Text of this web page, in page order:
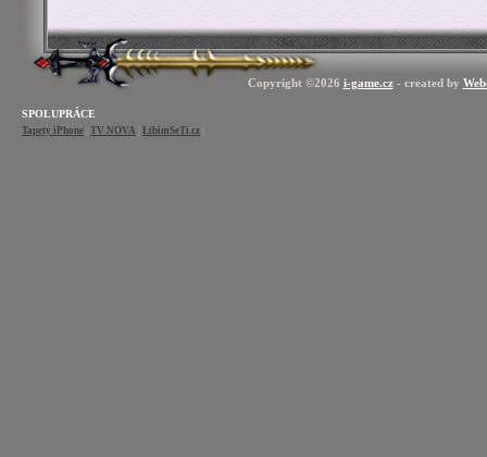
Copyright ©2026 i-game.cz- created by
SPOLUPRÁCE
Tapety iPhone TV NOVA LibimSeTi.cz